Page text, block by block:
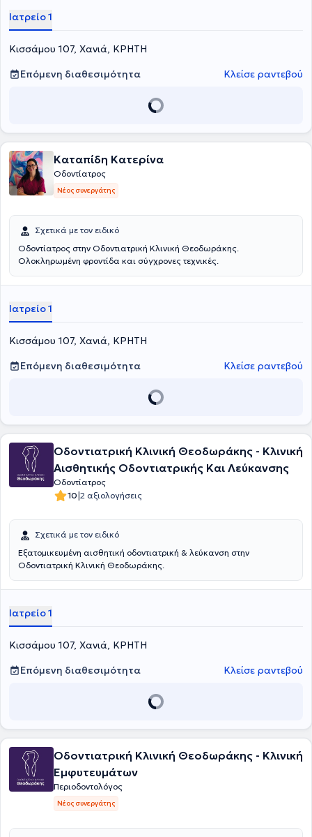
Ιατρείο 1
Κισσάμου 107, Χανιά, ΚΡΗΤΗ
Επόμενη διαθεσιμότητα
Κλείσε ραντεβού
Καταπίδη Κατερίνα
Οδοντίατρος
Νέος συνεργάτης
Σχετικά με τον ειδικό
Οδοντίατρος στην Οδοντιατρική Κλινική Θεοδωράκης.
Ολοκληρωμένη φροντίδα και σύγχρονες τεχνικές.
Ιατρείο 1
Κισσάμου 107, Χανιά, ΚΡΗΤΗ
Επόμενη διαθεσιμότητα
Κλείσε ραντεβού
Οδοντιατρική Κλινική Θεοδωράκης - Κλινική
Αισθητικής Οδοντιατρικής Και Λεύκανσης
Οδοντίατρος
10|2 αξιολογήσεις
Σχετικά με τον ειδικό
Εξατομικευμένη αισθητική οδοντιατρική & λεύκανση στην
Οδοντιατρική Κλινική Θεοδωράκης.
Ιατρείο 1
Κισσάμου 107, Χανιά, ΚΡΗΤΗ
Επόμενη διαθεσιμότητα
Κλείσε ραντεβού
Οδοντιατρική Κλινική Θεοδωράκης - Κλινική
Εμφυτευμάτων
Περιοδοντολόγος
Νέος συνεργάτης